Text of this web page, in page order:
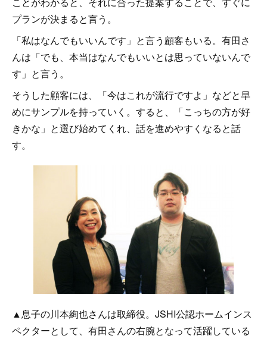
プランが決まると言う。
「私はなんでもいいんです」と言う顧客もいる。有田さ
んは「でも、本当はなんでもいいとは思っていないんで
す」と言う。
そうした顧客には、「今はこれが流行ですよ」などと早
めにサンプルを持っていく。すると、「こっちの方が好
きかな」と選び始めてくれ、話を進めやすくなると話
す。
▲息子の川本絢也さんは取締役。JSHI公認ホームインス
ペクターとして、有田さんの右腕となって活躍している